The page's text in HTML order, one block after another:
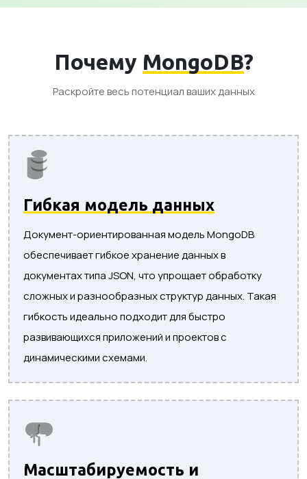
Почему MongoDB?
Раскройте весь потенциал ваших данных
Гибкая модель данных
Документ-ориентированная модель MongoDB
обеспечивает гибкое хранение данных в
документах типа JSON, что упрощает обработку
сложных и разнообразных структур данных. Такая
гибкость идеально подходит для быстро
развивающихся приложений и проектов с
динамическими схемами.
Масштабируемость и